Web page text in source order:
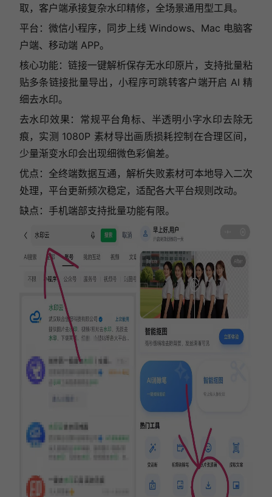
取，客户端承接复杂水印精修，全场景通用型工具。
平台：微信小程序，同步上线 Windows、Mac 电脑客
户端、移动端 APP。
核心功能：链接一键解析保存无水印原片，支持批量粘
贴多条链接批量导出，小程序可跳转客户端开启 AI 精
细去水印。
去水印效果：常规平台角标、半透明小字水印去除无
痕，实测 1080P 素材导出画质损耗控制在合理区间，
少量渐变水印会出现细微色彩偏差。
优点：全终端数据互通，解析失败素材可本地导入二次
处理，平台更新频次稳定，适配各大平台规则改动。
缺点：手机端部支持批量功能有限。